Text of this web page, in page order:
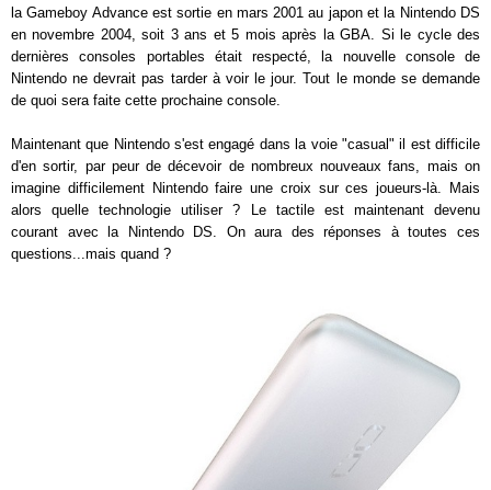
la Gameboy Advance est sortie en mars 2001 au japon et la Nintendo DS
en novembre 2004, soit 3 ans et 5 mois après la GBA. Si le cycle des
dernières consoles portables était respecté, la nouvelle console de
Nintendo ne devrait pas tarder à voir le jour. Tout le monde se demande
de quoi sera faite cette prochaine console.
Maintenant que Nintendo s'est engagé dans la voie "casual" il est difficile
d'en sortir, par peur de décevoir de nombreux nouveaux fans, mais on
imagine difficilement Nintendo faire une croix sur ces joueurs-là. Mais
alors quelle technologie utiliser ? Le tactile est maintenant devenu
courant avec la Nintendo DS. On aura des réponses à toutes ces
questions...mais quand ?